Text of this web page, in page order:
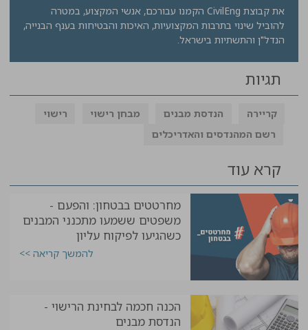
את קבוצת CivilEng הקמנו עבורכם, אנשי המקצוע, במטרה
להוביל שינוי בתרבות המקצועיות, האיכות והבטיחות בענף הבנייה,
הנדל"ן והתשתיות בישראל.
תגיות
קריירה הנדסת מבנים מבחן רישוי
רישוי
רשם המהנדסים והאדריכלים
קרא עוד
מחרטטים בבטחון: והפעם -
משפטים ששמעו מתכנני המבנים
כשהגיעו לפיקוח עליון
להמשך קריאה >>
הכנה חכמה לבחינת הרישוי -
הנדסת מבנים